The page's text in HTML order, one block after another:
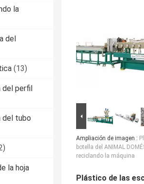
la
del
(13)
del perfil
del tubo
la hoja
Ampliación de imagen :
botella del ANIMAL
reciclando la máquina
Plástico de las